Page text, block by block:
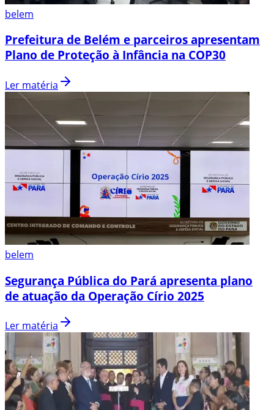
belem
Prefeitura de Belém e parceiros apresentam
Plano de Proteção à Infância na COP30
Ler matéria
belem
Segurança Pública do Pará apresenta plano
de atuação da Operação Círio 2025
Ler matéria